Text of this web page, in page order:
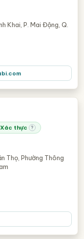
Khai, P. Mai Động, Q.
Xác thực ?
Thọ, Phường Thông